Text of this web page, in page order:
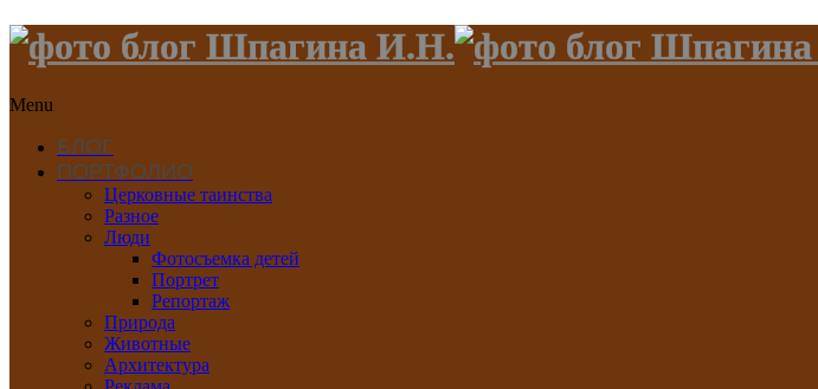
Menu
БЛОГ
ПОРТФОЛИО
Церковные таинства
Разное
Люди
Фотосъемка детей
Портрет
Репортаж
Природа
Животные
Архитектура